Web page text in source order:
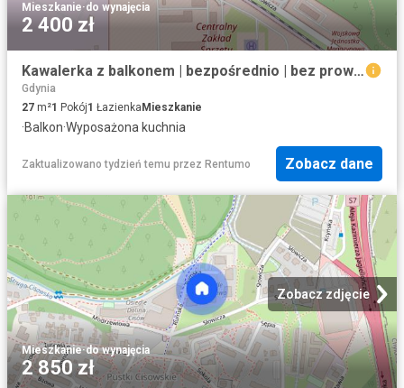
Mieszkanie·do wynajęcia
2 400 zł
Kawalerka z balkonem | bezpośrednio | bez prowizji
Gdynia
27 m²1 Pokój1 Łazienka Mieszkanie
·Balkon·Wyposażona kuchnia
Zaktualizowano tydzień temu przez Rentumo Zobacz dane
Zobacz zdjęcie
Mieszkanie·do wynajęcia
2 850 zł